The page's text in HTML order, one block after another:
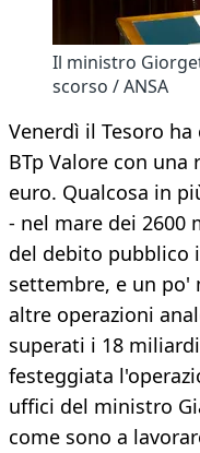
Il ministro
scorso / ANSA
Venerdì il Tesoro
BTp Valore con
euro. Qualcosa in
- nel mare dei
del debito pubblico
settembre, e un po'
altre operazioni
superati i 18
festeggiata
uffici del ministro
come sono a